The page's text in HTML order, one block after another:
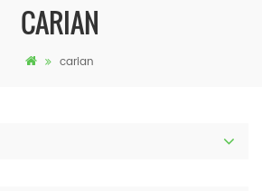
CARIAN
carian